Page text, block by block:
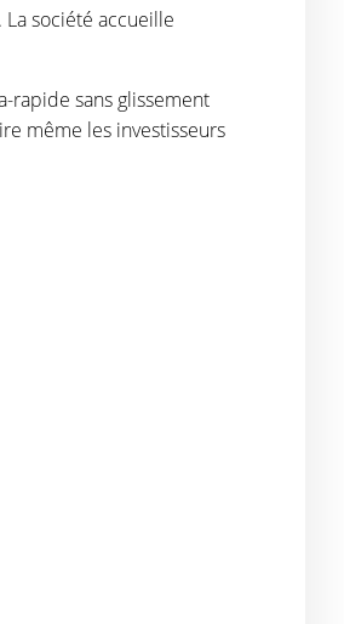
société accueille
rapide sans glissement
même les investisseurs